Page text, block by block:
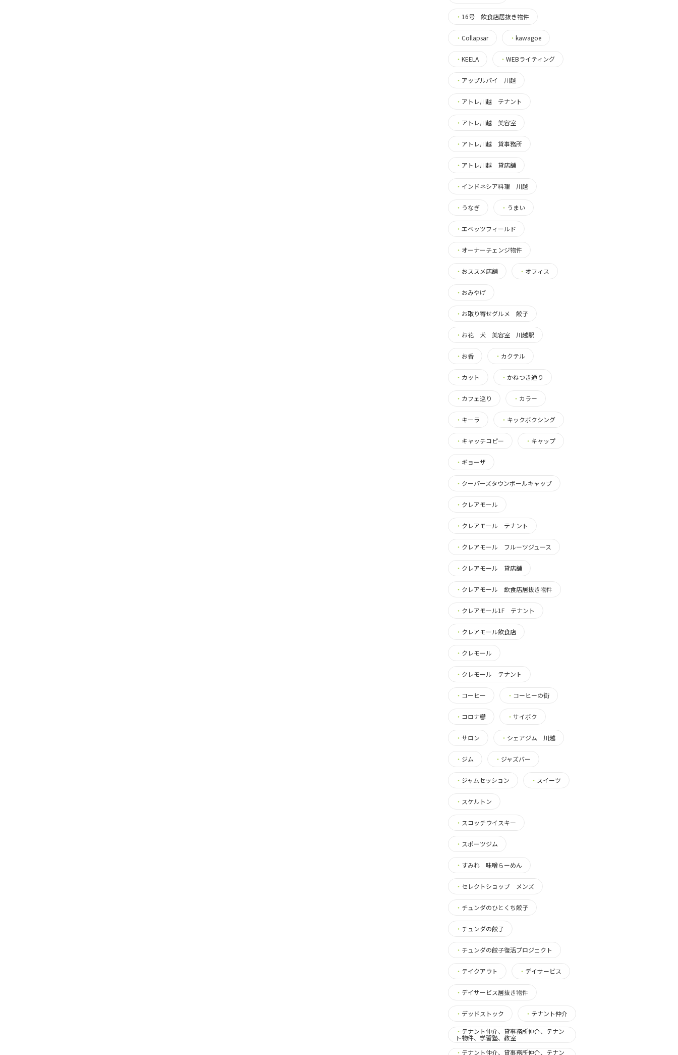
・ 16号 飲食店居抜き物件
・ Collapsar ・ kawagoe
・ KEELA ・ WEBライティング
・ アップルパイ 川越
・ アトレ川越 テナント
・ アトレ川越 美容室
・ アトレ川越 貸事務所
・ アトレ川越 貸店舗
・ インドネシア料理 川越
・ うなぎ ・ うまい
・ エベッツフィールド
・ オーナーチェンジ物件
・ おススメ店舗 ・ オフィス
・ おみやげ
・ お取り寄せグルメ 餃子
・ お花 犬 美容室 川越駅
・ お香 ・ カクテル
・ カット ・ かねつき通り
・ カフェ巡り ・ カラー
・ キーラ ・ キックボクシング
・ キャッチコピー ・ キャップ
・ ギョーザ
・ クーパーズタウンボールキャップ
・ クレアモール
・ クレアモール テナント
・ クレアモール フルーツジュース
・ クレアモール 貸店舗
・ クレアモール 飲食店居抜き物件
・ クレアモール1F テナント
・ クレアモール飲食店
・ クレモール
・ クレモール テナント
・ コーヒー ・ コーヒーの街
・ コロナ鬱 ・ サイボク
・ サロン ・ シェアジム 川越
・ ジム ・ ジャズバー
・ ジャムセッション ・ スイーツ
・ スケルトン
・ スコッチウイスキー
・ スポーツジム
・ すみれ 味噌らーめん
・ セレクトショップ メンズ
・ チュンダのひとくち餃子
・ チュンダの餃子
・ チュンダの餃子復活プロジェクト
・ テイクアウト ・ デイサービス
・ デイサービス居抜き物件
・ デッドストック ・ テナント仲介
・ テナント仲介、貸事務所仲介、テナン
ト物件、学習塾、教室
・ テナント仲介、貸事務所仲介、テナン